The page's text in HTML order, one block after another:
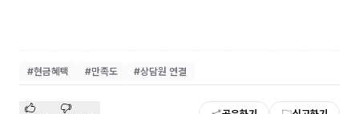
#현금혜택 #만족도 #상담원 연결